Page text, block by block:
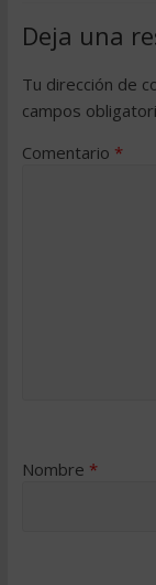
Deja una
Tu dirección de
campos
Comentario *
Nombre *